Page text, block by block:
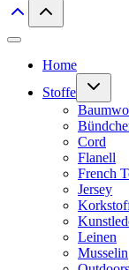
Home
Stoffe
Cord
Flanell
French
Jersey
Leinen
Musselin